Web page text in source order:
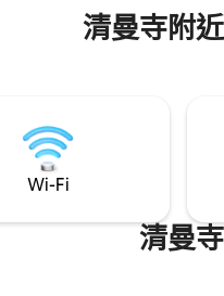
步行到契迪龙寺，10分钟步行
市，10分钟步行到周日夜市。
独立卫生间。
清曼寺附
Wi-Fi
清曼